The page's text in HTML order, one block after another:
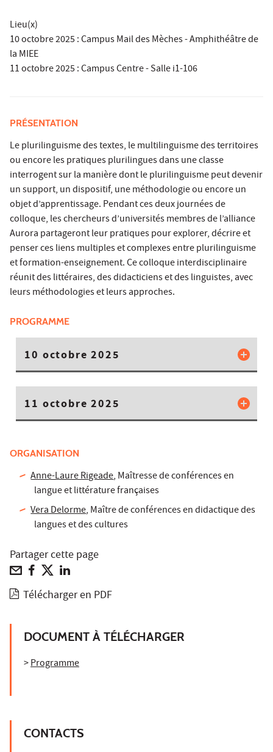
Lieu(x)
10 octobre 2025 : Campus Mail des Mèches - Amphithéâtre de
la MIEE
11 octobre 2025 : Campus Centre - Salle i1-106
PRÉSENTATION
Le plurilinguisme des textes, le multilinguisme des territoires
ou encore les pratiques plurilingues dans une classe
interrogent sur la manière dont le plurilinguisme peut devenir
un support, un dispositif, une méthodologie ou encore un
objet d’apprentissage. Pendant ces deux journées de
colloque, les chercheurs d’universités membres de l’alliance
Aurora partageront leur pratiques pour explorer, décrire et
penser ces liens multiples et complexes entre plurilinguisme
et formation-enseignement. Ce colloque interdisciplinaire
réunit des littéraires, des didacticiens et des linguistes, avec
leurs méthodologies et leurs approches.
PROGRAMME
10 octobre 2025
11 octobre 2025
ORGANISATION
Anne-Laure Rigeade, Maîtresse de conférences en
langue et littérature françaises
Vera Delorme, Maître de conférences en didactique des
langues et des cultures
Partager cette page
Télécharger en PDF
DOCUMENT À TÉLÉCHARGER
>Programme
CONTACTS